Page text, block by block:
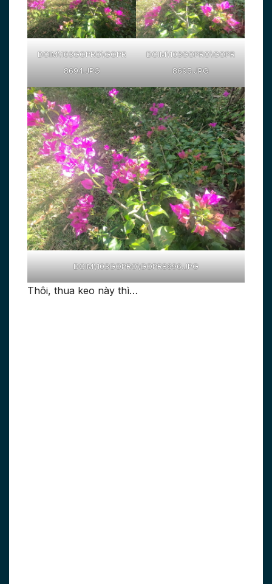
DCIM\103GOPRO\GOPR
8694.JPG
DCIM\103GOPRO\GOPR
8695.JPG
DCIM\103GOPRO\GOPR8696.JPG
Thôi, thua keo này thì…